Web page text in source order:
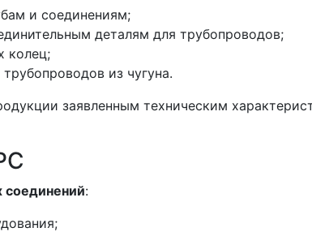
и соединениям;
деталям для трубопроводов;
колец;
из чугуна.
заявленным техническим
соединений: